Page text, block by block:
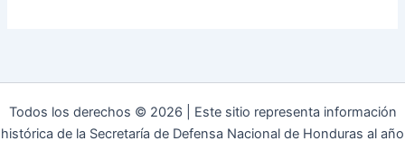
Todos los derechos © 2026 | Este sitio representa información
histórica de la Secretaría de Defensa Nacional de Honduras al año